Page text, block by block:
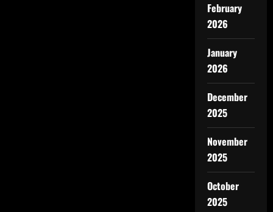
February
2026
January
2026
December
2025
November
2025
October
2025